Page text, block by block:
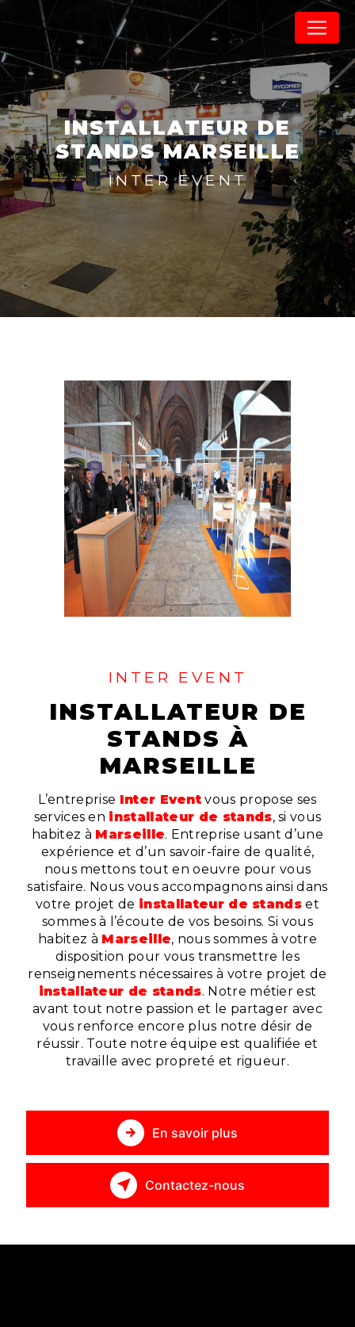
INSTALLATEUR DE
STANDS MARSEILLE
INTER EVENT
INTER EVENT
INSTALLATEUR DE
STANDS À
MARSEILLE
L’entreprise Inter Event vous propose ses
services en installateur de stands, si vous
habitez à Marseille. Entreprise usant d’une
expérience et d’un savoir-faire de qualité,
nous mettons tout en oeuvre pour vous
satisfaire. Nous vous accompagnons ainsi dans
votre projet de installateur de stands et
sommes à l’écoute de vos besoins. Si vous
habitez à Marseille, nous sommes à votre
disposition pour vous transmettre les
renseignements nécessaires à votre projet de
installateur de stands. Notre métier est
avant tout notre passion et le partager avec
vous renforce encore plus notre désir de
réussir. Toute notre équipe est qualifiée et
travaille avec propreté et rigueur.
En savoir plus
Contactez-nous
Panneau de gestion des cookies